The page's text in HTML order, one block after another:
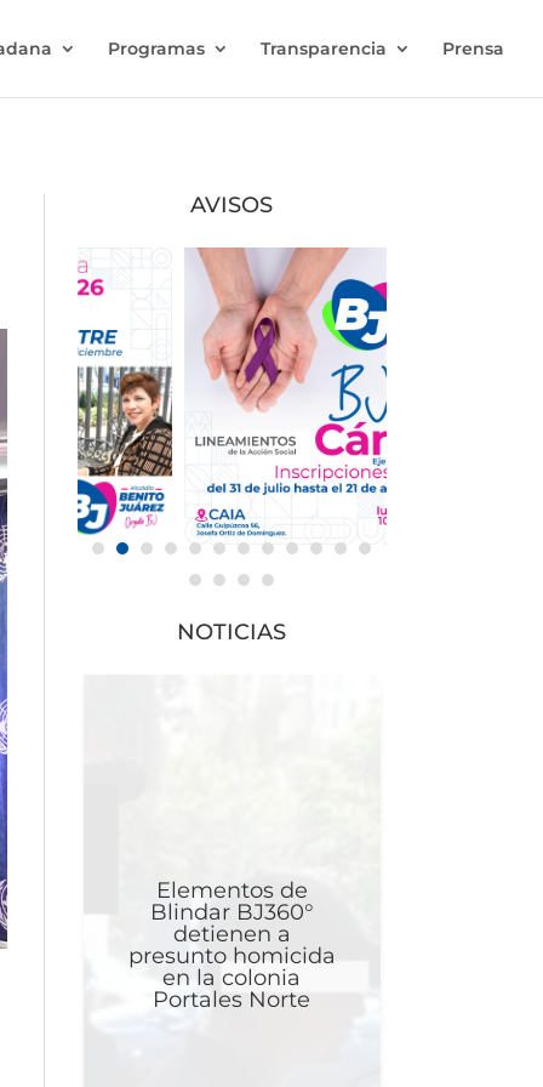
Programas Transparencia Prensa
AVISOS
NOTICIAS
Elementos de
Blindar BJ360°
detienen a
presunto homicida
en la colonia
Portales Norte